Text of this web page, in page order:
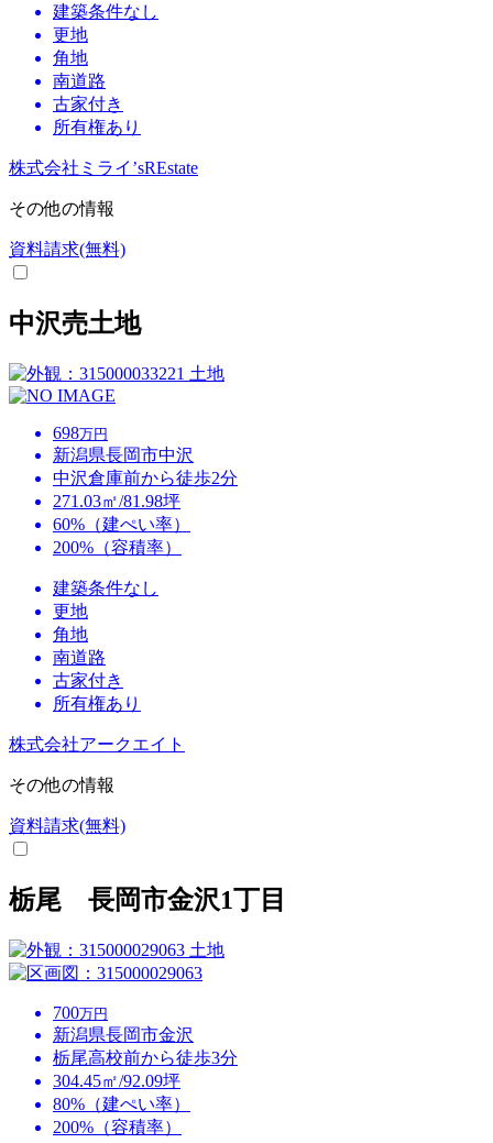
建築条件なし
更地
角地
南道路
古家付き
所有権あり
株式会社ミライ’sREstate
その他の情報
資料請求(無料)
中沢売土地
土地
698万円
新潟県長岡市中沢
中沢倉庫前から徒歩2分
271.03㎡/81.98坪
60%（建ぺい率）
200%（容積率）
建築条件なし
更地
角地
南道路
古家付き
所有権あり
株式会社アークエイト
その他の情報
資料請求(無料)
栃尾 長岡市金沢1丁目
土地
700万円
新潟県長岡市金沢
栃尾高校前から徒歩3分
304.45㎡/92.09坪
80%（建ぺい率）
200%（容積率）